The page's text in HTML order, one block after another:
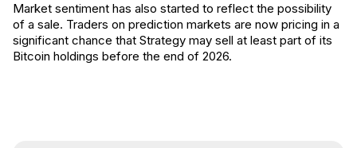
Market sentiment has also started to reflect the possibility
of a sale. Traders on prediction markets are now pricing in a
significant chance that Strategy may sell at least part of its
Bitcoin holdings before the end of 2026.